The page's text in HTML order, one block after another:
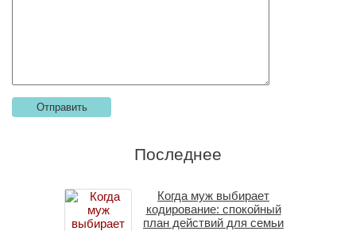
Последнее
Когда муж выбирает
кодирование: спокойный
план действий для семьи